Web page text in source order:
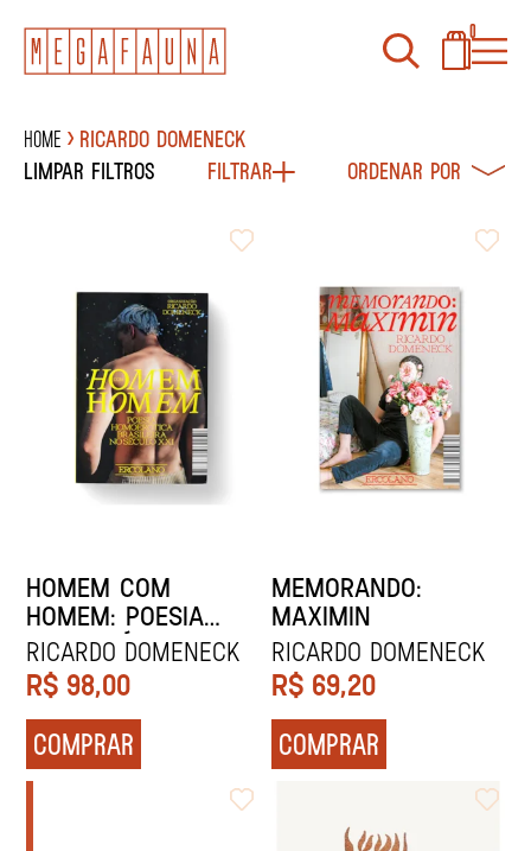
0
Home
Ricardo Domeneck
Filtrar
Limpar filtros
HOMEM COM
HOMEM: POESIA
HOMOERÓTICA
BRASILEIRA NO
SÉCULO XXI
Ricardo Domeneck
R$ 98,00
COMPRAR
MEMORANDO:
MAXIMIN
Ricardo Domeneck
R$ 69,20
COMPRAR